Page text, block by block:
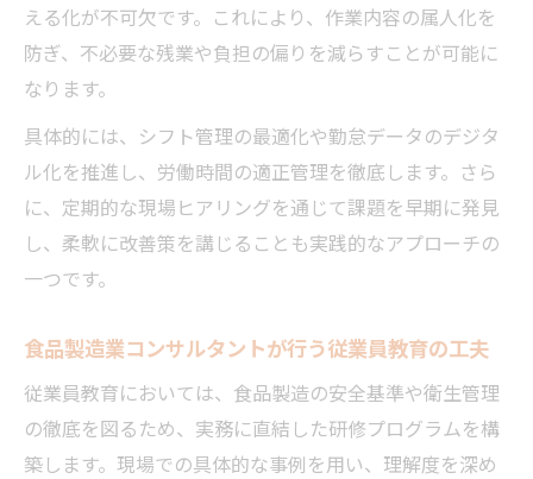
える化が不可欠です。これにより、作業内容の属人化を
防ぎ、不必要な残業や負担の偏りを減らすことが可能に
なります。
具体的には、シフト管理の最適化や勤怠データのデジタ
ル化を推進し、労働時間の適正管理を徹底します。さら
に、定期的な現場ヒアリングを通じて課題を早期に発見
し、柔軟に改善策を講じることも実践的なアプローチの
一つです。
食品製造業コンサルタントが行う従業員教育の工夫
従業員教育においては、食品製造の安全基準や衛生管理
の徹底を図るため、実務に直結した研修プログラムを構
築します。現場での具体的な事例を用い、理解度を深め